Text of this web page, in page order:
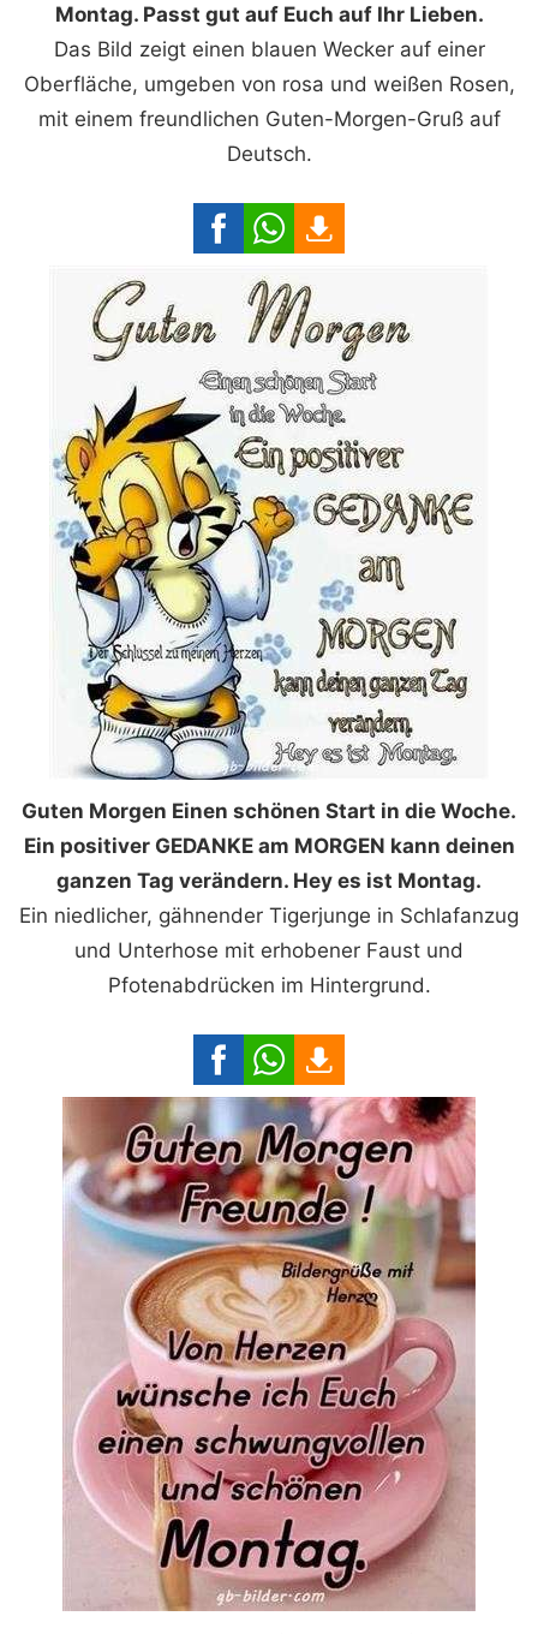
Montag. Passt gut auf Euch auf Ihr Lieben.
Das Bild zeigt einen blauen Wecker auf einer
Oberfläche, umgeben von rosa und weißen Rosen,
mit einem freundlichen Guten-Morgen-Gruß auf
Deutsch.
Guten Morgen Einen schönen Start in die Woche.
Ein positiver GEDANKE am MORGEN kann deinen
ganzen Tag verändern. Hey es ist Montag.
Ein niedlicher, gähnender Tigerjunge in Schlafanzug
und Unterhose mit erhobener Faust und
Pfotenabdrücken im Hintergrund.